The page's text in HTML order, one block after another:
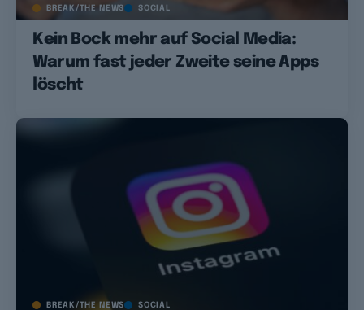
BREAK/THE NEWS SOCIAL
Kein Bock mehr auf Social Media:
Warum fast jeder Zweite seine Apps
löscht
BREAK/THE NEWS SOCIAL